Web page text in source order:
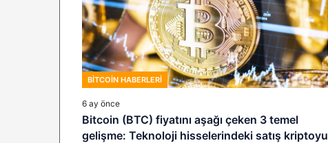
BITCOIN HABERLERI
6 ay önce
Bitcoin (BTC) fiyatını aşağı çeken 3 temel
gelişme: Teknoloji hisselerindeki satış kriptoyu